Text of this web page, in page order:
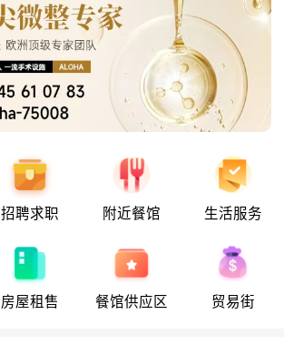
招聘求职 附近餐馆 生活服务
房屋租售 餐馆供应区 贸易街
八月十五警惕恐袭！